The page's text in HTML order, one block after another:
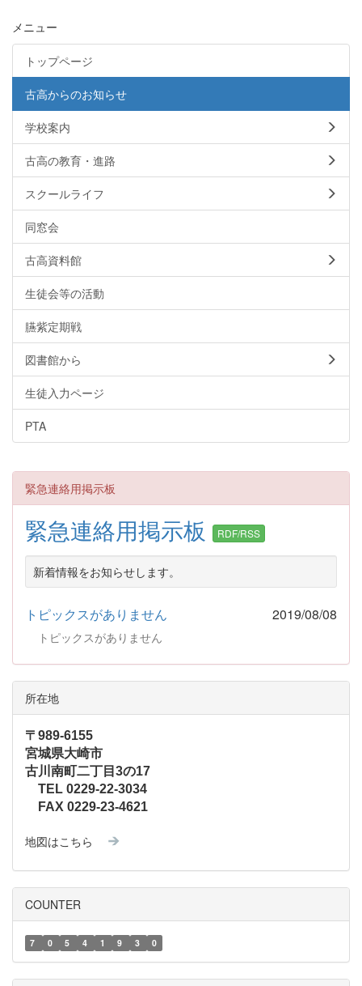
メニュー
トップページ
古高からのお知らせ
学校案内
古高の教育・進路
スクールライフ
同窓会
古高資料館
生徒会等の活動
臙紫定期戦
図書館から
生徒入力ページ
PTA
緊急連絡用掲示板
緊急連絡用掲示板 RDF/RSS
新着情報をお知らせします。
トピックスがありません 2019/08/08
トピックスがありません
所在地
〒989-6155
宮城県大崎市
古川南町二丁目3の17
TEL 0229-22-3034
FAX 0229-23-4621
地図はこちら
COUNTER
7 0 5 4 1 9 3 0